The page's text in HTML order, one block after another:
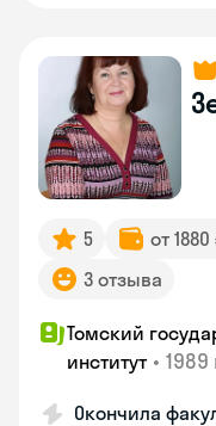
5 от
3 отзыва
Томский
институт • 1989
Окончила